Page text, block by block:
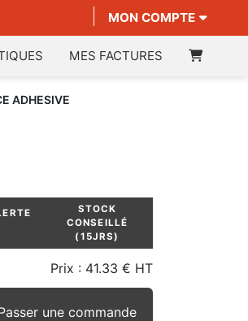
MON COMPTE
MES FACTURES
ADHESIVE
STOCK
CONSEILLÉ
(15JRS)
Prix : 41.33 € HT
une commande